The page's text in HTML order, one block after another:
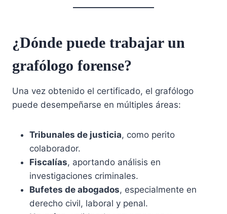
¿Dónde puede trabajar un
grafólogo forense?
Una vez obtenido el certificado, el grafólogo
puede desempeñarse en múltiples áreas:
Tribunales de justicia, como perito
colaborador.
Fiscalías, aportando análisis en
investigaciones criminales.
Bufetes de abogados, especialmente en
derecho civil, laboral y penal.